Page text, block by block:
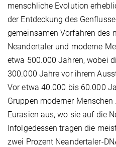
menschliche Evolution
der Entdeckung des
gemeinsamen Vorfahren des
Neandertaler und moderne
etwa 500.000 Jahren, wobei
300.000 Jahre vor ihrem
Vor etwa 40.000 bis 60.000
Gruppen moderner
Eurasien aus, wo sie auf die
Infolgedessen tragen die
zwei Prozent Neandertaler-